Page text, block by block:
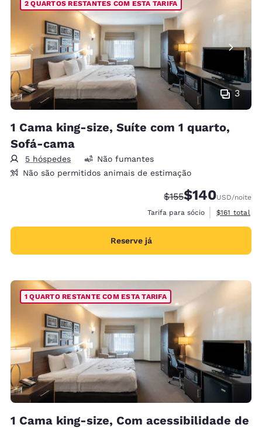
3
2 QUARTOS RESTANTES COM ESTA TARIFA
1 Cama king-size, Suíte com 1 quarto,
Sofá-cama
5 hóspedes
Não fumantes
Não são permitidos animais de estimação
Tarifa anterior
$155Tarifa com
$140USD/noite
Tarifa para sócio
Exibir
$161 total
Reserve já
1 QUARTO RESTANTE COM ESTA TARIFA
1 Cama king-size, Com acessibilidade de